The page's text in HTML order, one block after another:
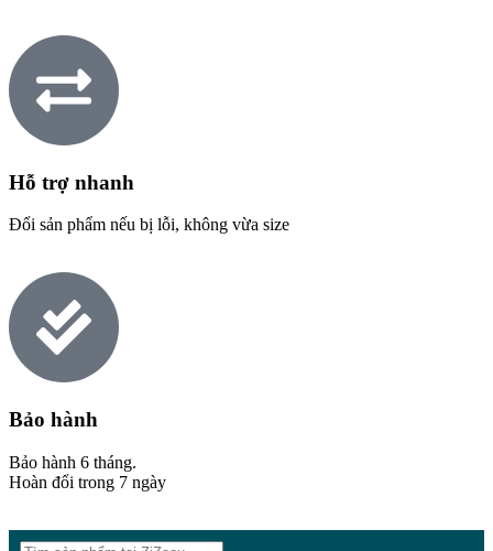
Hỗ trợ nhanh
Đổi sản phẩm nếu bị lỗi, không vừa size
Bảo hành
Bảo hành 6 tháng.
Hoàn đổi trong 7 ngày